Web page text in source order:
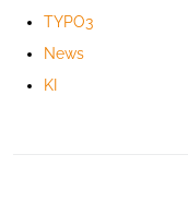
TYPO3
News
KI